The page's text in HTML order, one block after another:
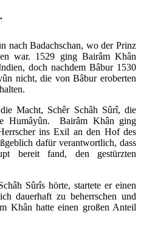
nach Badachschan, wo der Prinz
war. 1529 ging Bairâm Khân
doch nachdem Bâbur 1530
nicht, die von Bâbur eroberten
Macht, Schêr Schâh Sûrî, die
Humâyûn. Bairâm Khân ging
ins Exil an den Hof des
dafür verantwortlich, dass
bereit fand, den gestürzten
Sûrîs hörte, startete er einen
dauerhaft zu beherrschen und
Khân hatte einen großen Anteil